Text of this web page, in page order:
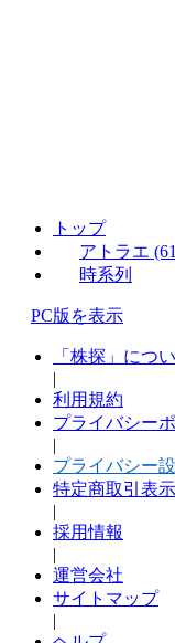
トップ
アトラエ
時系列
PC版を表示
「株探」につ
|
利用規約
プライバシー
|
プライバシー
特定商取引表示
|
採用情報
|
運営会社
サイトマップ
|